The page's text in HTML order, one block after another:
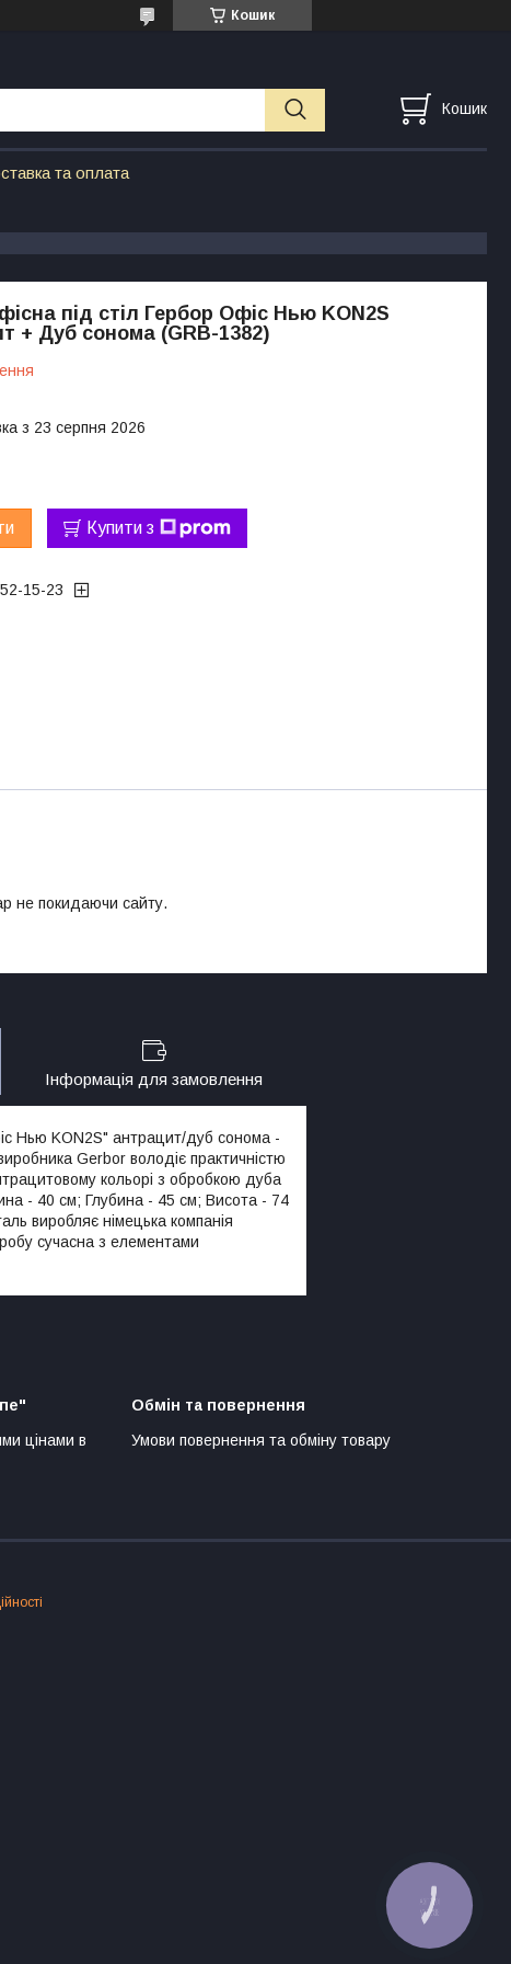
Кошик
Кошик
та оплата
під стіл Гербор Офіс Нью KON2S
+ Дуб сонома (GRB-1382)
з 23 серпня 2026
Купити з
15-23
не покидаючи сайту.
Інформація для замовлення
Нью KON2S" антрацит/дуб сонома -
Gerbor володіє практичністю
кольорі з обробкою дуба
- 40 см; Глубина - 45 см; Висота - 74
виробляє німецька компанія
сучасна з елементами
цінами в
Обмін та повернення
Умови повернення та обміну товару
КНОПКА
ЗВ'ЯЗКУ